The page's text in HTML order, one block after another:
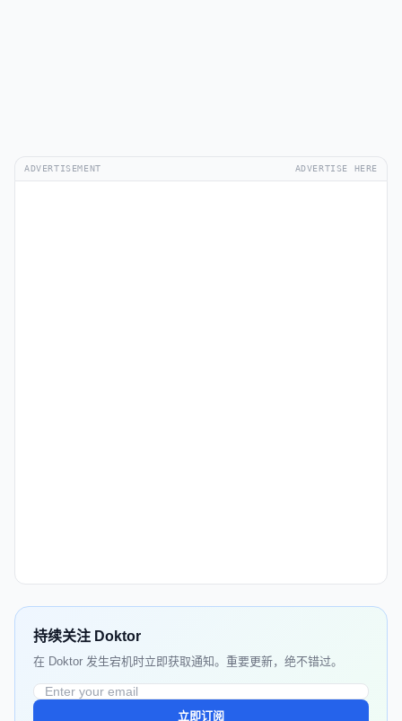
ADVERTISEMENT ADVERTISE HERE
持续关注 Doktor
在 Doktor 发生宕机时立即获取通知。重要更新，绝不错过。
立即订阅